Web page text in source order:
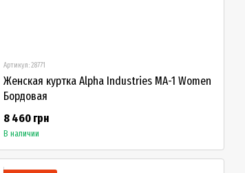
Артикул: 28771
Женская куртка Alpha Industries MA-1 Women
Бордовая
8 460 грн
В наличии